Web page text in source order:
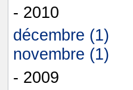
- 2010
décembre (1)
novembre (1)
- 2009